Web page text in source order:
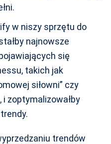
w niszy sprzętu do
najnowsze
się
takich jak
siłowni” czy
i zoptymalizowałby
trendów